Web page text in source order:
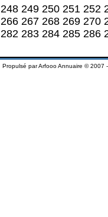
248 249 250 251 252
266 267 268 269 270
282 283 284 285 286
Propulsé parArfooo Annuaire © 2007